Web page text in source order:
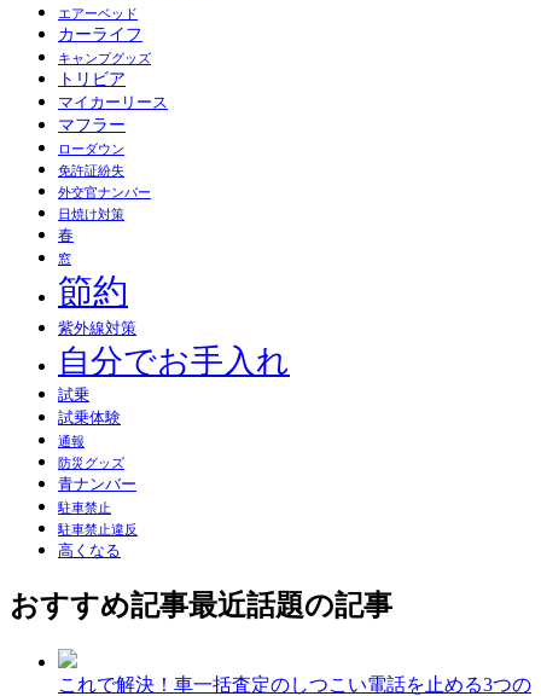
エアーベッド
カーライフ
キャンプグッズ
トリビア
マイカーリース
マフラー
ローダウン
免許証紛失
外交官ナンバー
日焼け対策
春
窓
節約
紫外線対策
自分でお手入れ
試乗
試乗体験
通報
防災グッズ
青ナンバー
駐車禁止
駐車禁止違反
高くなる
おすすめ記事最近話題の記事
これで解決！車一括査定のしつこい電話を止める3つの